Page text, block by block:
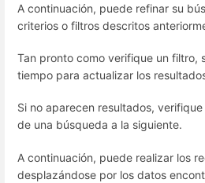
A continuación, puede refinar su
criterios o filtros descritos
Tan pronto como verifique un filtro,
tiempo para actualizar los
Si no aparecen resultados,
de una búsqueda a la siguiente.
A continuación, puede realizar los
desplazándose por los datos